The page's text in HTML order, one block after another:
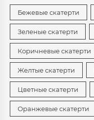
Бежевые скатерти
Зеленые скатерти
Коричневые скатерти
Желтые скатерти
Цветные скатерти
Оранжевые скатерти